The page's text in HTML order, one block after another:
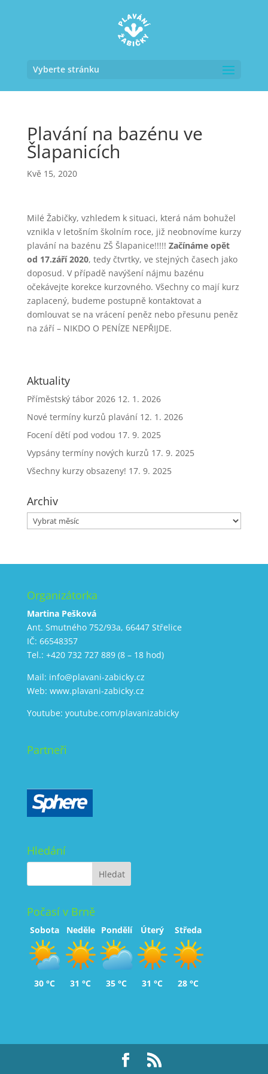
Vyberte stránku
Plavání na bazénu ve
Šlapanicích
Kvě 15, 2020
Milé Žabičky, vzhledem k situaci, která nám bohužel
vznikla v letošním školním roce, již neobnovíme kurzy
plavání na bazénu ZŠ Šlapanice!!!!! Začínáme opět
od 17.září 2020, tedy čtvrtky, ve stejných časech jako
doposud. V případě navýšení nájmu bazénu
očekávejte korekce kurzovného. Všechny co mají kurz
zaplacený, budeme postupně kontaktovat a
domlouvat se na vrácení peněz nebo přesunu peněz
na září – NIKDO O PENÍZE NEPŘIJDE.
Aktuality
Příměstský tábor 2026 12. 1. 2026
Nové termíny kurzů plavání 12. 1. 2026
Focení dětí pod vodou 17. 9. 2025
Vypsány termíny nových kurzů 17. 9. 2025
Všechny kurzy obsazeny! 17. 9. 2025
Archiv
Archiv
Organizátorka
Martina Pešková
Ant. Smutného 752/93a, 66447 Střelice
IČ: 66548357
Tel.: +420 732 727 889 (8 – 18 hod)
Mail: info@plavani-zabicky.cz
Web: www.plavani-zabicky.cz
Youtube: youtube.com/plavanizabicky
Partneři
Hledání
Počasí v Brně
Sobota
30 °C
Neděle
31 °C
Pondělí
35 °C
Úterý
31 °C
Středa
28 °C